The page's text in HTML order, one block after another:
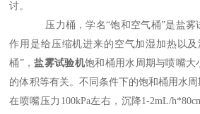
讨。
压力桶，学名“饱和空气桶”是盐雾
作用是给压缩机进来的空气加湿加热以
桶”，盐雾试验机饱和桶用水周期与喷嘴大
的体积等有关。不同条件下的饱和桶用水
在喷嘴压力 100kPa左右，沉降1-2mL/